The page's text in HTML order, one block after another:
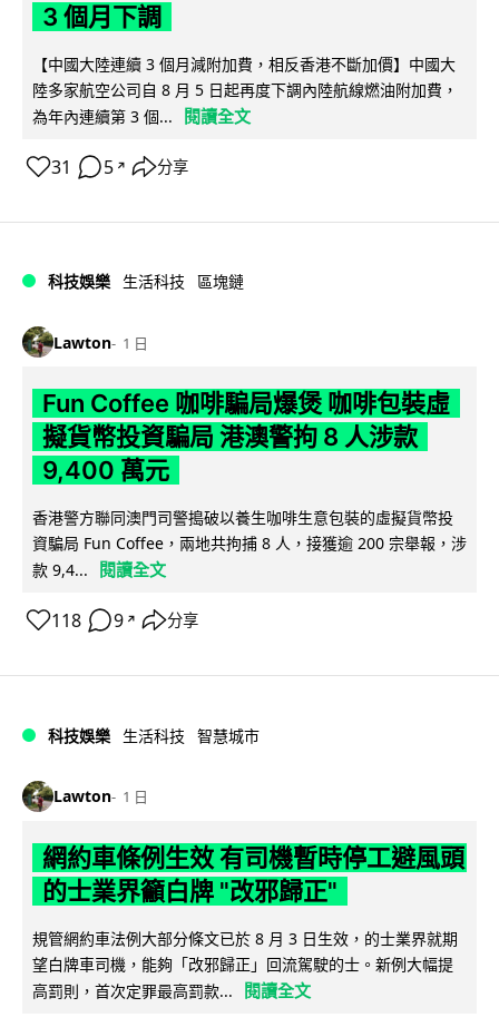
3 個月下調
【中國大陸連續 3 個月減附加費，相反香港不斷加價】中國大
陸多家航空公司自 8 月 5 日起再度下調內陸航線燃油附加費，
為年內連續第 3 個...
閱讀全文
31 5 ↗ 分享
科技娛樂 生活科技 區塊鏈
Lawton 1 日
Fun Coffee 咖啡騙局爆煲 咖啡包裝虛
擬貨幣投資騙局 港澳警拘 8 人涉款
9,400 萬元
香港警方聯同澳門司警搗破以養生咖啡生意包裝的虛擬貨幣投
資騙局 Fun Coffee，兩地共拘捕 8 人，接獲逾 200 宗舉報，涉
款 9,4...
閱讀全文
118 9 ↗ 分享
科技娛樂 生活科技 智慧城市
Lawton 1 日
網約車條例生效 有司機暫時停工避風頭
的士業界籲白牌 "改邪歸正"
規管網約車法例大部分條文已於 8 月 3 日生效，的士業界就期
望白牌車司機，能夠「改邪歸正」回流駕駛的士。新例大幅提
高罰則，首次定罪最高罰款...
閱讀全文